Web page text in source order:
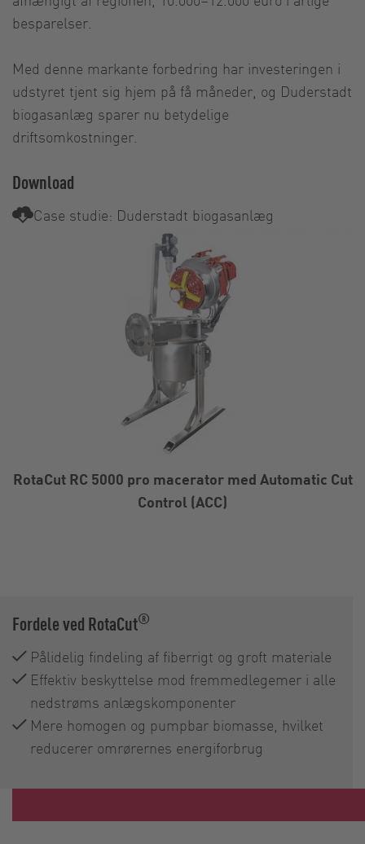
RotaCut RC 5000 pro macerator med Automatic Cut
Control (ACC)
besparelser.
Med denne markante forbedring har investeringen i
udstyret tjent sig hjem på få måneder, og Duderstadt
biogasanlæg sparer nu betydelige
driftsomkostninger.
Download
Case studie: Duderstadt biogasanlæg
Fordele ved RotaCut®
Pålidelig findeling af fiberrigt og groft materiale
Effektiv beskyttelse mod fremmedlegemer i alle
nedstrøms anlægskomponenter
Mere homogen og pumpbar biomasse, hvilket
reducerer omrørernes energiforbrug